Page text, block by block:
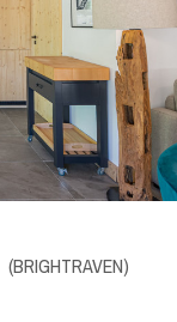
(BRIGHTRAVEN)